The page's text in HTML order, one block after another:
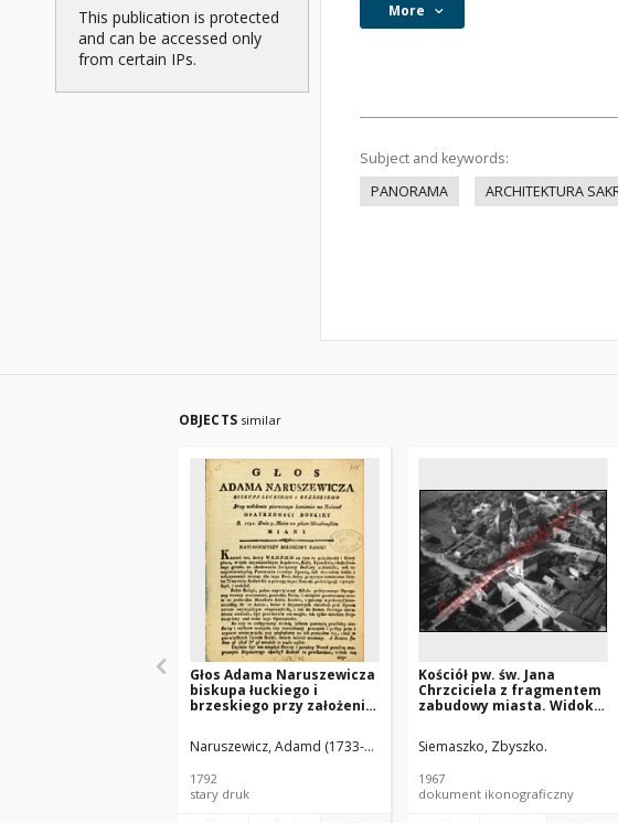
This publication is protected
and can be accessed only
from certain IPs.
More
Subject and keywords:
PANORAMA
ARCHITEKTURA
OBJECTS similar
Głos Adama Naruszewicza
biskupa łuckiego i
brzeskiego przy założeniu
Kościół Opatrznosci
Boskiey r. 1792 dnia 3 maia
miany
Naruszewicz, Adamd (1733-1796)
1792
stary druk
Kościół pw. św. Jana
Chrzciciela z fragmentem
zabudowy miasta. Widok
południowo-wschodniej.
Skalbmierz
Siemaszko, Zbyszko.
1967
dokument ikonograficzny